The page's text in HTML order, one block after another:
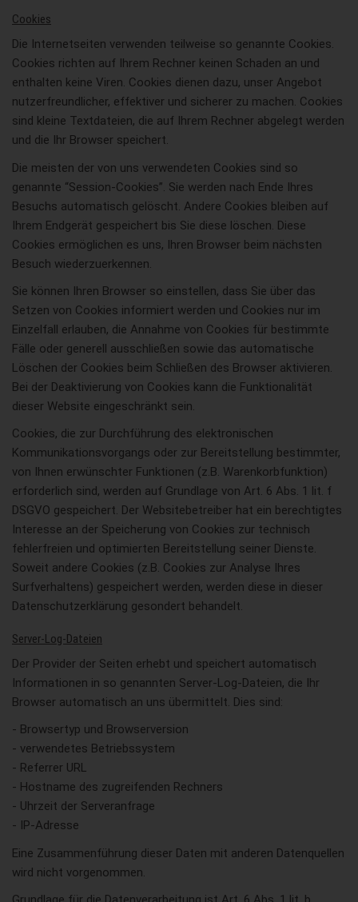
Cookies
Die Internetseiten verwenden teilweise so genannte Cookies.
Cookies richten auf Ihrem Rechner keinen Schaden an und
enthalten keine Viren. Cookies dienen dazu, unser Angebot
nutzerfreundlicher, effektiver und sicherer zu machen. Cookies
sind kleine Textdateien, die auf Ihrem Rechner abgelegt werden
und die Ihr Browser speichert.
Die meisten der von uns verwendeten Cookies sind so
genannte “Session-Cookies”. Sie werden nach Ende Ihres
Besuchs automatisch gelöscht. Andere Cookies bleiben auf
Ihrem Endgerät gespeichert bis Sie diese löschen. Diese
Cookies ermöglichen es uns, Ihren Browser beim nächsten
Besuch wiederzuerkennen.
Sie können Ihren Browser so einstellen, dass Sie über das
Setzen von Cookies informiert werden und Cookies nur im
Einzelfall erlauben, die Annahme von Cookies für bestimmte
Fälle oder generell ausschließen sowie das automatische
Löschen der Cookies beim Schließen des Browser aktivieren.
Bei der Deaktivierung von Cookies kann die Funktionalität
dieser Website eingeschränkt sein.
Cookies, die zur Durchführung des elektronischen
Kommunikationsvorgangs oder zur Bereitstellung bestimmter,
von Ihnen erwünschter Funktionen (z.B. Warenkorbfunktion)
erforderlich sind, werden auf Grundlage von Art. 6 Abs. 1 lit. f
DSGVO gespeichert. Der Websitebetreiber hat ein berechtigtes
Interesse an der Speicherung von Cookies zur technisch
fehlerfreien und optimierten Bereitstellung seiner Dienste.
Soweit andere Cookies (z.B. Cookies zur Analyse Ihres
Surfverhaltens) gespeichert werden, werden diese in dieser
Datenschutzerklärung gesondert behandelt.
Server-Log-Dateien
Der Provider der Seiten erhebt und speichert automatisch
Informationen in so genannten Server-Log-Dateien, die Ihr
Browser automatisch an uns übermittelt. Dies sind:
- Browsertyp und Browserversion
- verwendetes Betriebssystem
- Referrer URL
- Hostname des zugreifenden Rechners
- Uhrzeit der Serveranfrage
- IP-Adresse
Eine Zusammenführung dieser Daten mit anderen Datenquellen
wird nicht vorgenommen.